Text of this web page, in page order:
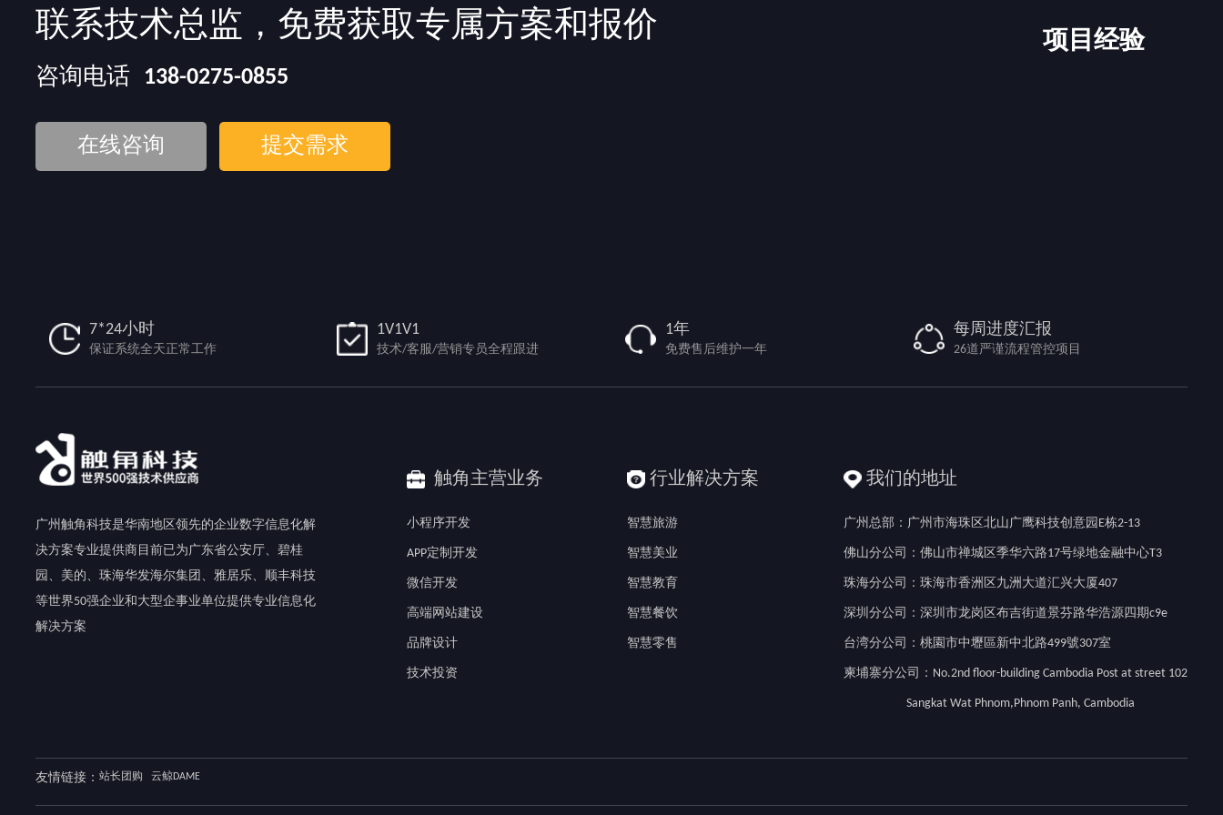
联系技术总监，免费获取专属方案和报价
咨询电话 138-0275-0855
在线咨询 提交需求
项目经验
7*24小时
保证系统全天正常工作
1V1V1
技术/客服/营销专员全程跟进
1年
免费售后维护一年
每周进度汇报
26道严谨流程管控项目
广州触角科技是华南地区领先的企业数字信息化解
决方案专业提供商目前已为广东省公安厅、碧桂
园、美的、珠海华发海尔集团、雅居乐、顺丰科技
等世界50强企业和大型企事业单位提供专业信息化
解决方案
触角主营业务
小程序开发
APP定制开发
微信开发
高端网站建设
品牌设计
技术投资
行业解决方案
智慧旅游
智慧美业
智慧教育
智慧餐饮
智慧零售
我们的地址
广州总部：广州市海珠区北山广鹰科技创意园E栋2-13
佛山分公司：佛山市禅城区季华六路17号绿地金融中心T3
珠海分公司：珠海市香洲区九洲大道汇兴大厦407
深圳分公司：深圳市龙岗区布吉街道景芬路华浩源四期c9e
台湾分公司：桃園市中壢區新中北路499號307室
柬埔寨分公司：No.2nd floor-building Cambodia Post at street 102
Sangkat Wat Phnom,Phnom Panh, Cambodia
友情链接： 站长团购 云鲸DAME